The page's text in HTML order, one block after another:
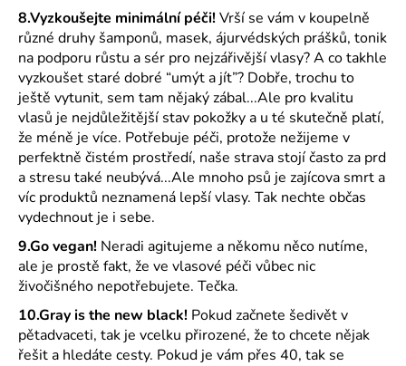
8.Vyzkoušejte minimální péči!Vrší se vám v koupelně
různé druhy šamponů, masek, ájurvédských prášků, tonik
na podporu růstu a sér pro nejzářivější vlasy? A co takhle
vyzkoušet staré dobré “umýt a jít”? Dobře, trochu to
ještě vytunit, sem tam nějaký zábal...Ale pro kvalitu
vlasů je nejdůležitější stav pokožky a u té skutečně platí,
že méně je více. Potřebuje péči, protože nežijeme v
perfektně čistém prostředí, naše strava stojí často za prd
a stresu také neubývá...Ale mnoho psů je zajícova smrt a
víc produktů neznamená lepší vlasy. Tak nechte občas
vydechnout je i sebe.
9.Go vegan! Neradi agitujeme a někomu něco nutíme,
ale je prostě fakt, že ve vlasové péči vůbec nic
živočišného nepotřebujete. Tečka.
10.Gray is the new black! Pokud začnete šedivět v
pětadvaceti, tak je vcelku přirozené, že to chcete nějak
řešit a hledáte cesty. Pokud je vám přes 40, tak se